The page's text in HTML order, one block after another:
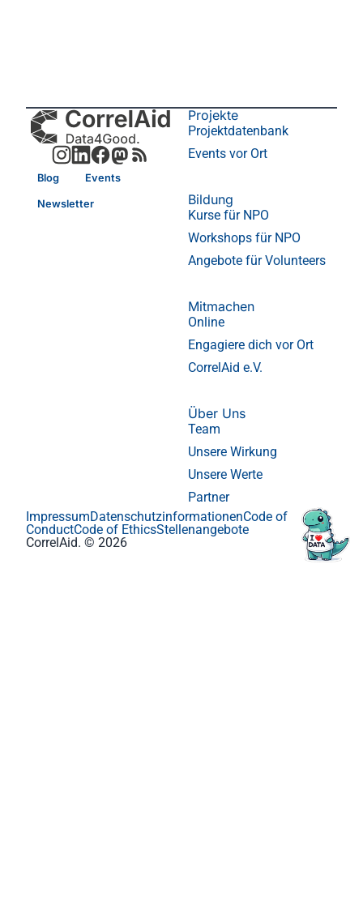
Blog Events
Newsletter
Projekte
Projektdatenbank
Events vor Ort
Bildung
Kurse für NPO
Workshops für NPO
Angebote für Volunteers
Mitmachen
Online
Engagiere dich vor Ort
CorrelAid e.V.
Über Uns
Team
Unsere Wirkung
Unsere Werte
Partner
CorrelAid. © 2026
ImpressumDatenschutzinformationenCode of
ConductCode of EthicsStellenangebote